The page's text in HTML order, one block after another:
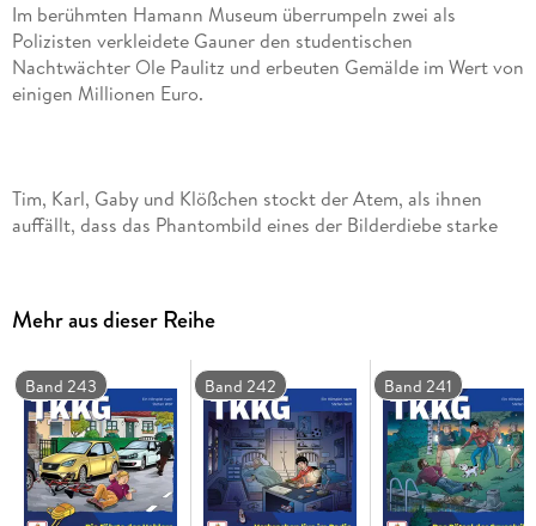
Im berühmten Hamann Museum überrumpeln zwei als
Polizisten verkleidete Gauner den studentischen
Nachtwächter Ole Paulitz und erbeuten Gemälde im Wert von
Tim, Karl, Gaby und Klößchen stockt der Atem, als ihnen
auffällt, dass das Phantombild eines der Bilderdiebe starke
doch echt? TKKG ermitteln und fördern interessante
Zusammenhänge zwischen Museumsgründerin Petronella
Kamilla Hamann, ihrer rechten Hand Arne Kaminsky und
seinem Neffen Ole Paulitz zutage. Als sie schließlich eines der
gestohlenen Gemälde ausfindig machen, scheint der Fall
gelöst - tatsächlich aber geht es jetzt erst richtig los. . .
Mehr aus dieser Reihe
Band 243 Band 242 Band 241